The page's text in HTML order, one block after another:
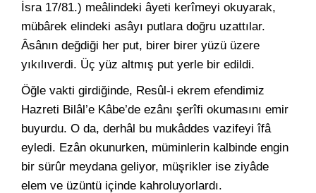
İsra 17/81.) meâlindeki âyeti kerîmeyi okuyarak,
mübârek elindeki asâyı putlara doğru uzattılar.
Âsânın değdiği her put, birer birer yüzü üzere
yıkılıverdi. Üç yüz altmış put yerle bir edildi.
Öğle vakti girdiğinde, Resûl-i ekrem efendimiz
Hazreti Bilâl’e Kâbe’de ezânı şerîfi okumasını emir
buyurdu. O da, derhâl bu mukâddes vazifeyi îfâ
eyledi. Ezân okunurken, müminlerin kalbinde engin
bir sürûr meydana geliyor, müşrikler ise ziyâde
elem ve üzüntü içinde kahroluyorlardı.